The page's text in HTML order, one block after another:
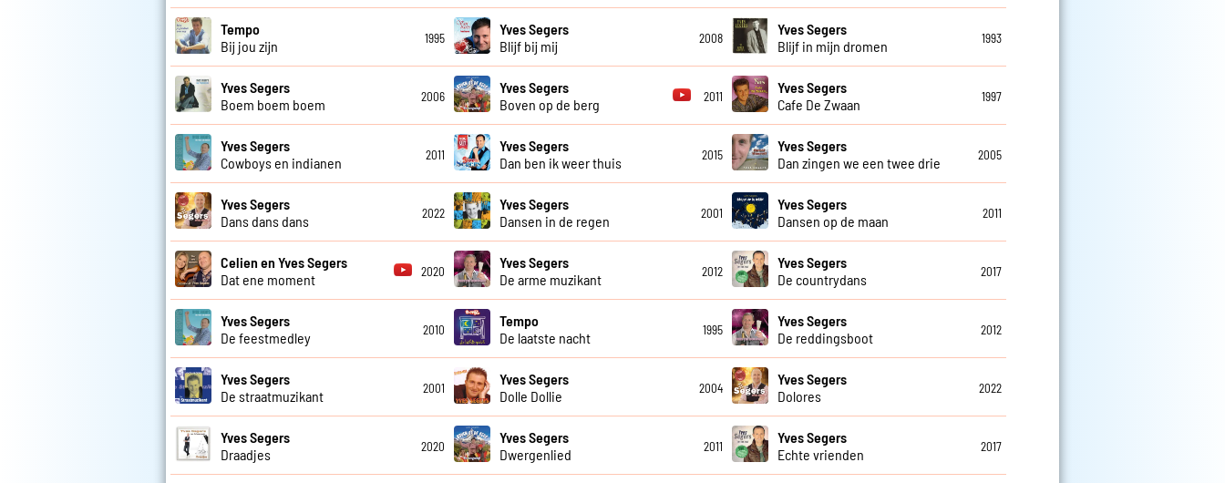
Tempo
Bij jou zijn
1995
Yves Segers
Blijf bij mij
2008
Yves Segers
Blijf in mijn dromen
1993
Yves Segers
Boem boem boem
2006
Yves Segers
Boven op de berg
2011
Yves Segers
Cafe De Zwaan
1997
Yves Segers
Cowboys en indianen
2011
Yves Segers
Dan ben ik weer thuis
2015
Yves Segers
Dan zingen we een twee drie
2005
Yves Segers
Dans dans dans
2022
Yves Segers
Dansen in de regen
2001
Yves Segers
Dansen op de maan
2011
Celien en Yves Segers
Dat ene moment
2020
Yves Segers
De arme muzikant
2012
Yves Segers
De countrydans
2017
Yves Segers
De feestmedley
2010
Tempo
De laatste nacht
1995
Yves Segers
De reddingsboot
2012
Yves Segers
De straatmuzikant
2001
Yves Segers
Dolle Dollie
2004
Yves Segers
Dolores
2022
Yves Segers
Draadjes
2020
Yves Segers
Dwergenlied
2011
Yves Segers
Echte vrienden
2017